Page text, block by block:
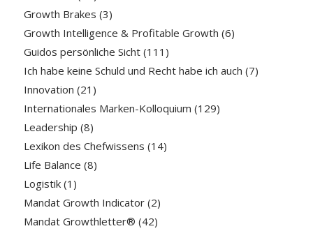
Growth Brakes (3)
Growth Intelligence & Profitable Growth (6)
Guidos persönliche Sicht(111)
Ich habe keine Schuld und Recht habe ich auch (7)
Innovation (21)
Internationales Marken-Kolloquium (129)
Leadership (8)
Lexikon des Chefwissens (14)
Life Balance (8)
Logistik(1)
Mandat Growth Indicator(2)
Mandat Growthletter® (42)